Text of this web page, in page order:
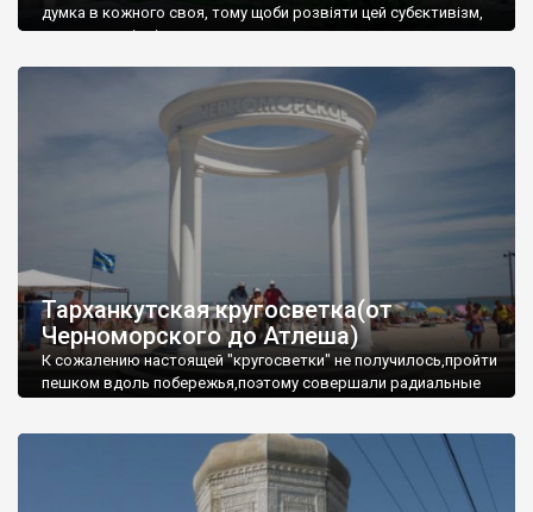
думка в кожного своя, тому щоби розвіяти цей субєктивізм,
запрошую відвідати це
Тарханкутская кругосветка(от
Черноморского до Атлеша)
К сожалению настоящей "кругосветки" не получилось,пройти
пешком вдоль побережья,поэтому совершали радиальные